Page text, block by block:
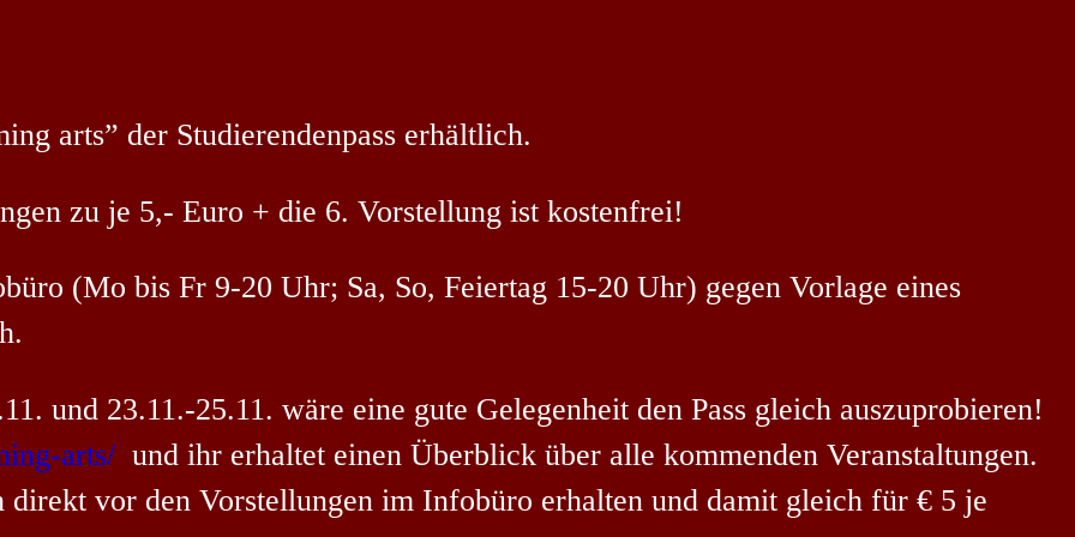
arts” der Studierendenpass erhältlich.
zu je 5,- Euro + die 6. Vorstellung ist kostenfrei!
(Mo bis Fr 9-20 Uhr; Sa, So, Feiertag 15-20 Uhr) gegen Vorlage eines
und 23.11.-25.11. wäre eine gute Gelegenheit den Pass gleich auszuprobieren!
arts/ und ihr erhaltet einen Überblick über alle kommenden Veranstaltungen.
vor den Vorstellungen im Infobüro erhalten und damit gleich für € 5 je